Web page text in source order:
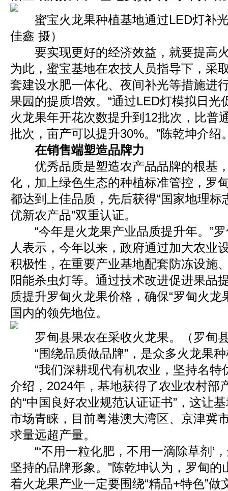
蜜宝火龙果种植基地通过LED灯补光
佳鑫 摄）
要实现更好的经济效益，就要提高
为此，蜜宝基地在农技人员指导下，采
套建设水肥一体化、夜间补光等措施进
果园的提质增效。“通过LED灯模拟日光
火龙果年开花次数提升到12批次，比普
批次，亩产可以提升30%。”陈乾坤介绍
在销售端塑造品牌力
优秀品质是塑造农产品品牌的根基
化，加上绿色生态的种植标准管控，罗
都达到上佳品质，先后获得“国家地理标
优新农产品”双重认证。
“今年是火龙果产业品质提升年。”罗
人表示，今年以来，政府通过加大农业
积极性，在重要产业基地配套防冻设施
阳能杀虫灯等。通过技术改进促进果品
质提升罗甸火龙果价格，确保“罗甸火龙
国内的领先地位。
罗甸县果农在采收火龙果。（罗甸
“围绕品质做品牌”，是众多火龙果种
“我们深耕现代有机农业，坚持名特
介绍，2024年，基地获得了农业农村部
的“中国良好农业规范认证证书”，这让
市场青睐，目前粤港澳大湾区、京津冀
求量远超产量。
“‘不用一粒化肥，不用一滴除草剂’
坚持的品牌形象。”陈乾坤认为，罗甸
着火龙果产业一定要围绕“精品+特色”